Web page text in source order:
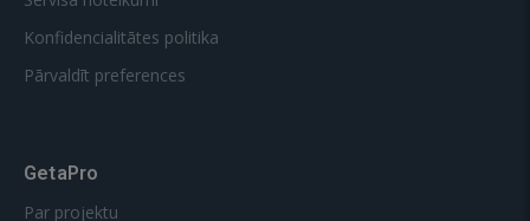
Konfidencialitātes politika
Pārvaldīt preferences
GetaPro
Par projektu